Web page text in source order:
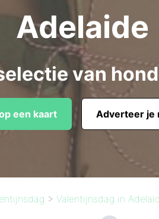
Adelaide
van
een kaart Adverteer je
> Valentijnsdag in